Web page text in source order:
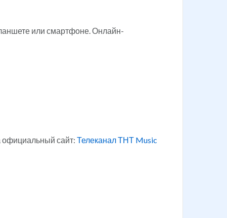
или смартфоне. Онлайн-
официальный сайт: Телеканал ТНТ Music